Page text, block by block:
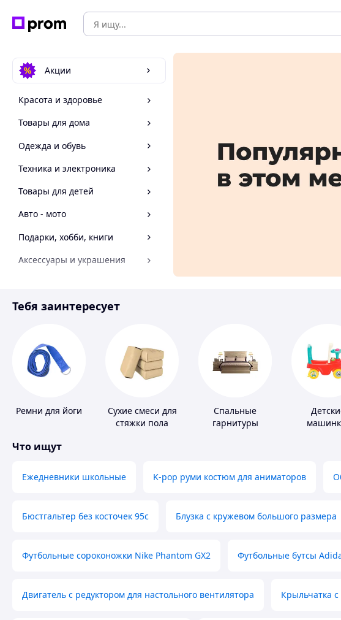
Акции
Красота и здоровье
Товары для дома
Одежда и обувь
Техника и электроника
Товары для детей
Авто - мото
Подарки, хобби, книги
Аксессуары и украшения
Спорт и отдых
Тебя заинтересует
Ремни для йоги
Сухие смеси для
стяжки пола
Спальные
гарнитуры
Что ищут
Ежедневники школьные K-pop руми костюм для аниматоров
Бюстгальтер без косточек 95с Блузка с кружевом большого размера
Футбольные сороконожки Nike Phantom GX2 Футбольные бутсы
Двигатель с редуктором для настольного вентилятора Крыльчатка